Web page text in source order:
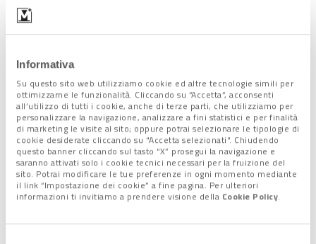
Informativa
Su questo sito web utilizziamo cookie ed altre tecnologie simili per
ottimizzarne le funzionalità. Cliccando su “Accetta”, acconsenti
all’utilizzo di tutti i cookie, anche di terze parti, che utilizziamo per
personalizzare la navigazione, analizzare a fini statistici e per finalità
di marketing le visite al sito; oppure potrai selezionare le tipologie di
cookie desiderate cliccando su "Accetta selezionati". Chiudendo
questo banner cliccando sul tasto “X” prosegui la navigazione e
saranno attivati solo i cookie tecnici necessari per la fruizione del
sito. Potrai modificare le tue preferenze in ogni momento mediante
il link “Impostazione dei cookie” a fine pagina. Per ulteriori
informazioni ti invitiamo a prendere visione della Cookie Policy.
Oltre alla fiction in Rai, hai girato spot web e spot
televisivi per grandi marchi come ad esempio Tim, Acutil,
«Ognuna è stata bella e importante. L’ultimo spot web per la
Lancia è stato molto divertente, con un regista bravissimo.
Queste pubblicità aiutano a migliorare e a farsi conoscere.
Ogni volta ci si mette in gioco».
Altri progetti?
«Ho girato recentemente per un format che si chiama “Solo
una mamma” e va in onda su Rete4, raccontando storie vere
di donne che hanno fatto crescere i figli da sole. Ho fatto poi